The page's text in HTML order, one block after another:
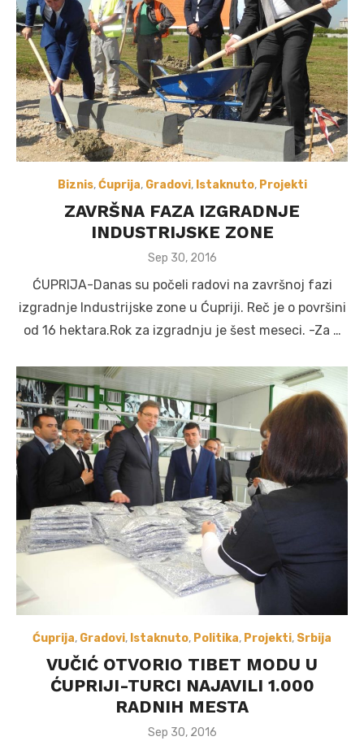
Biznis,Ćuprija, Gradovi, Istaknuto, Projekti
ZAVRŠNA FAZA IZGRADNJE
INDUSTRIJSKE ZONE
Posted
Sep 30, 2016
ĆUPRIJA-Danas su počeli radovi na završnoj fazi
izgradnje Industrijske zone u Ćupriji. Reč je o površini
od 16 hektara.Rok za izgradnju je šest meseci. -Za …
Ćuprija, Gradovi, Istaknuto, Politika, Projekti, Srbija
VUČIĆ OTVORIO TIBET MODU U
ĆUPRIJI-TURCI NAJAVILI 1.000
RADNIH MESTA
Posted
Sep 30, 2016